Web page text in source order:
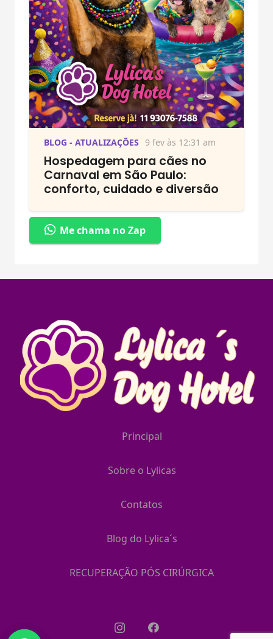
BLOG - ATUALIZAÇÕES 9 fev às 12:31 am
Hospedagem para cães no
Carnaval em São Paulo:
conforto, cuidado e diversão
Me chama no Zap
Principal
Sobre o Lylicas
Contatos
Blog do Lylica´s
RECUPERAÇÃO PÓS CIRÚRGICA